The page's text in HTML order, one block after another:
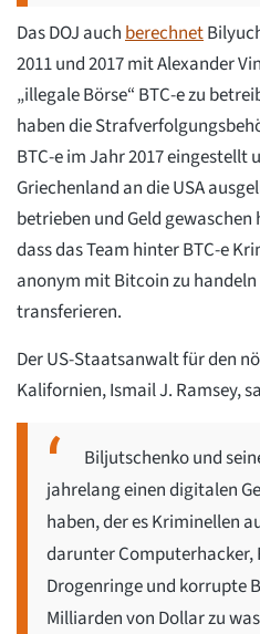
Das DOJ auchberechnet
2011 und 2017 mit Alexander
„illegale Börse“ BTC-e zu
haben die
BTC-e im Jahr 2017 eingestellt
Griechenland an die USA
betrieben und Geld
dass das Team hinter BTC-e
anonym mit Bitcoin zu handeln
transferieren.
Der US-Staatsanwalt für den
Kalifornien, Ismail J. Ramsey,
Biljutschenko und
jahrelang einen digitalen
haben, der es Kriminellen
darunter Computerhacker,
Drogenringe und korrupte
Milliarden von Dollar zu